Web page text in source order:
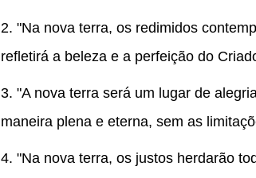
2. "Na nova terra, os redimidos
refletirá a beleza e a perfeição do
3. "A nova terra será um lugar de
maneira plena e eterna, sem as
4. "Na nova terra, os justos herdarão